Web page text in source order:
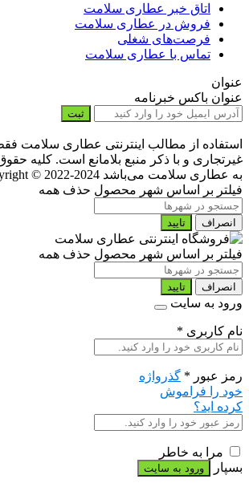
اتاق خبر عطاری سلامت
فروش در عطاری سلامت
فرصت‌های شغلی
تماس با عطاری سلامت
عنوان
عنوان باکس خبرنامه
ثبت
استفاده از مطالب اینترنتی عطاری سلامت
غیرتجاری و با ذکر منبع بلامانع است. کلیه
به عطاری سلامت می‌باشد © 2022-2024
فیلتر بر اساس شهر محصول حذف همه
انصراف تایید
فیلتر بر اساس شهر محصول حذف همه
انصراف تایید
ورود به سایت
نام کاربری *
رمز عبور * گذرواژه
خود را فراموش
کرده اید؟
مرا به خاطر
بسپار